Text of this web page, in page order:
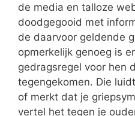
de media en talloze
doodgegooid met
de daarvoor geldende
opmerkelijk genoeg is
gedragsregel voor hen
tegengekomen. Die
of merkt dat je
vertel het tegen je